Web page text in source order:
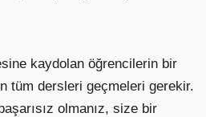
kaydolan öğrencilerin bir
tüm dersleri geçmeleri gerekir.
olmanız, size bir